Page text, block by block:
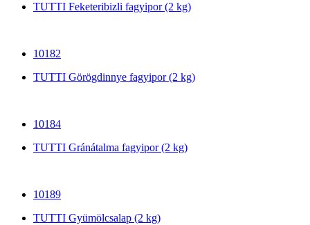
TUTTI Feketeribizli fagyipor (2 kg)
10182
TUTTI Görögdinnye fagyipor (2 kg)
10184
TUTTI Gránátalma fagyipor (2 kg)
10189
TUTTI Gyümölcsalap (2 kg)